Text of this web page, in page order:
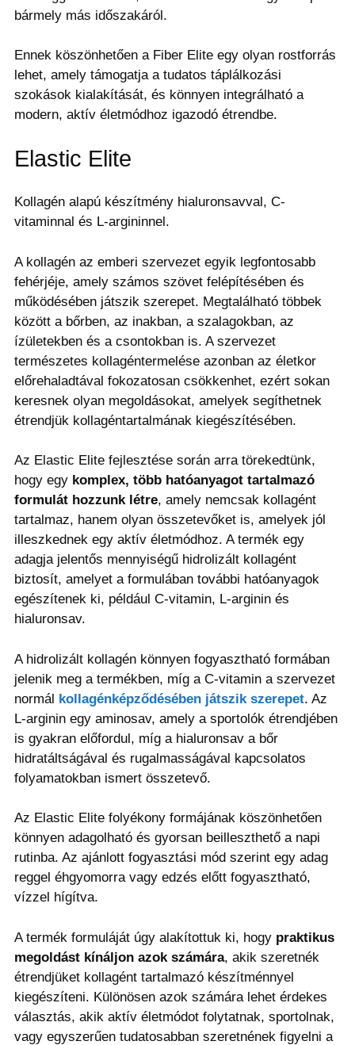
bármely más időszakáról.
Ennek köszönhetően a Fiber Elite egy olyan rostforrás
lehet, amely támogatja a tudatos táplálkozási
szokások kialakítását, és könnyen integrálható a
modern, aktív életmódhoz igazodó étrendbe.
Elastic Elite
Kollagén alapú készítmény hialuronsavval, C-
vitaminnal és L-argininnel.
A kollagén az emberi szervezet egyik legfontosabb
fehérjéje, amely számos szövet felépítésében és
működésében játszik szerepet. Megtalálható többek
között a bőrben, az inakban, a szalagokban, az
ízületekben és a csontokban is. A szervezet
természetes kollagéntermelése azonban az életkor
előrehaladtával fokozatosan csökkenhet, ezért sokan
keresnek olyan megoldásokat, amelyek segíthetnek
étrendjük kollagéntartalmának kiegészítésében.
Az Elastic Elite fejlesztése során arra törekedtünk,
hogy egy komplex, több hatóanyagot tartalmazó
formulát hozzunk létre, amely nemcsak kollagént
tartalmaz, hanem olyan összetevőket is, amelyek jól
illeszkednek egy aktív életmódhoz. A termék egy
adagja jelentős mennyiségű hidrolizált kollagént
biztosít, amelyet a formulában további hatóanyagok
egészítenek ki, például C-vitamin, L-arginin és
hialuronsav.
A hidrolizált kollagén könnyen fogyasztható formában
jelenik meg a termékben, míg a C-vitamin a szervezet
normál kollagénképződésében játszik szerepet. Az
L-arginin egy aminosav, amely a sportolók étrendjében
is gyakran előfordul, míg a hialuronsav a bőr
hidratáltságával és rugalmasságával kapcsolatos
folyamatokban ismert összetevő.
Az Elastic Elite folyékony formájának köszönhetően
könnyen adagolható és gyorsan beilleszthető a napi
rutinba. Az ajánlott fogyasztási mód szerint egy adag
reggel éhgyomorra vagy edzés előtt fogyasztható,
vízzel hígítva.
A termék formuláját úgy alakítottuk ki, hogy praktikus
megoldást kínáljon azok számára, akik szeretnék
étrendjüket kollagént tartalmazó készítménnyel
kiegészíteni. Különösen azok számára lehet érdekes
választás, akik aktív életmódot folytatnak, sportolnak,
vagy egyszerűen tudatosabban szeretnének figyelni a